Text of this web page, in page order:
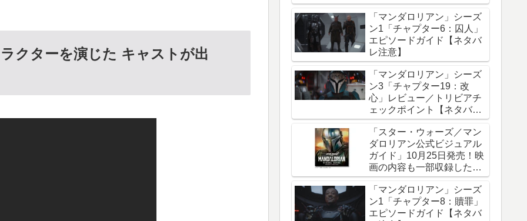
クターを演じた キャストが出
ト総まとめ【ネタバレ注
意】
「マンダロリアン」シーズ
ン1「チャプター6：囚人」
エピソードガイド【ネタバ
レ注意】
「マンダロリアン」シーズ
ン3「チャプター19：改
心」レビュー／トリビアチ
ェックポイント【ネタバレ
注意】
「スター・ウォーズ／マン
ダロリアン公式ビジュアル
ガイド」10月25日発売！映
画の内容も一部収録した邦
訳版
「マンダロリアン」シーズ
ン1「チャプター8：贖罪」
エピソードガイド【ネタバ